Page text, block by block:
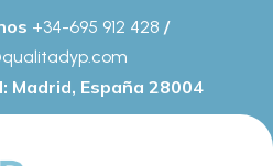
+34-695 912 428 /
Madrid, España 28004